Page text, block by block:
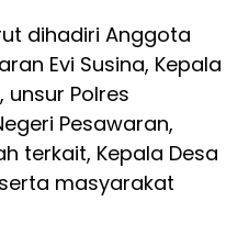
dihadiri Anggota
Evi Susina, Kepala
unsur Polres
Pesawaran,
terkait, Kepala Desa
masyarakat